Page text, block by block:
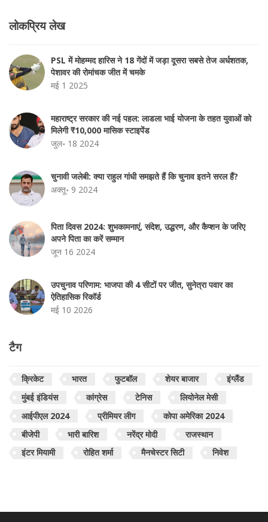
लोकप्रिय लेख
PSL में मोहम्मद हारिस ने 18 गेंदों में जड़ा दूसरा सबसे तेज अर्धशतक,
पेशावर की रोमांचक जीत में चमके
मई 1 2025
महाराष्ट्र सरकार की नई पहल: लाडला भाई योजना के तहत युवाओं को
मिलेगी ₹10,000 मासिक स्टाइपेंड
जुल॰ 18 2024
चुनावी जलेबी: क्या राहुल गांधी समझते हैं कि चुनाव इतने सरल हैं?
अक्तू॰ 9 2024
पिता दिवस 2024: शुभकामनाएं, संदेश, उद्धरण, और कैप्शन के जरिए
अपने पिता का करें सम्मान
जून 16 2024
उपचुनाव परिणाम: भाजपा की 4 सीटों पर जीत, सुनेत्रा पवार का
ऐतिहासिक रिकॉर्ड
मई 10 2026
टैग
क्रिकेट भारत फुटबॉल शेयर बाजार
इंग्लैंड
मुंबई इंडियंस
कांग्रेस टेनिस
लियोनेल मेसी
आईपीएल 2024
प्रीमियर लीग
कोपा अमेरिका 2024
बीजेपी
भारी बारिश नरेंद्र मोदी
राजस्थान
इंटर मियामी
रोहित शर्मा मैनचेस्टर सिटी निवेश